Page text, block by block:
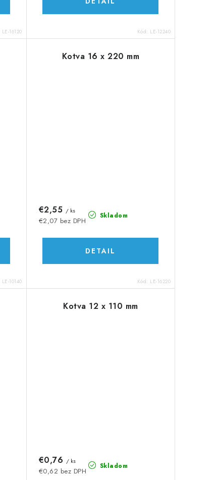
LE-16120 Kód: LE-12240
LE-10140
Kotva 16 x 220 mm
Skladom
€2,07 bez DPH
€2,55 / ks
DETAIL
Kód: LE-16220
Kotva 12 x 110 mm
Skladom
€0,62 bez DPH
€0,76 / ks